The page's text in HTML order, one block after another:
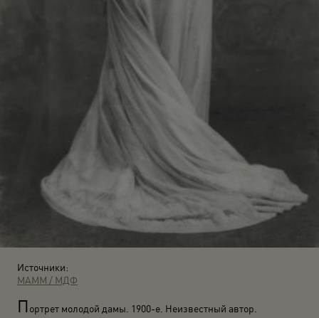
Источники:
МАММ / МДФ
Портрет молодой дамы. 1900-е. Неизвестный автор.